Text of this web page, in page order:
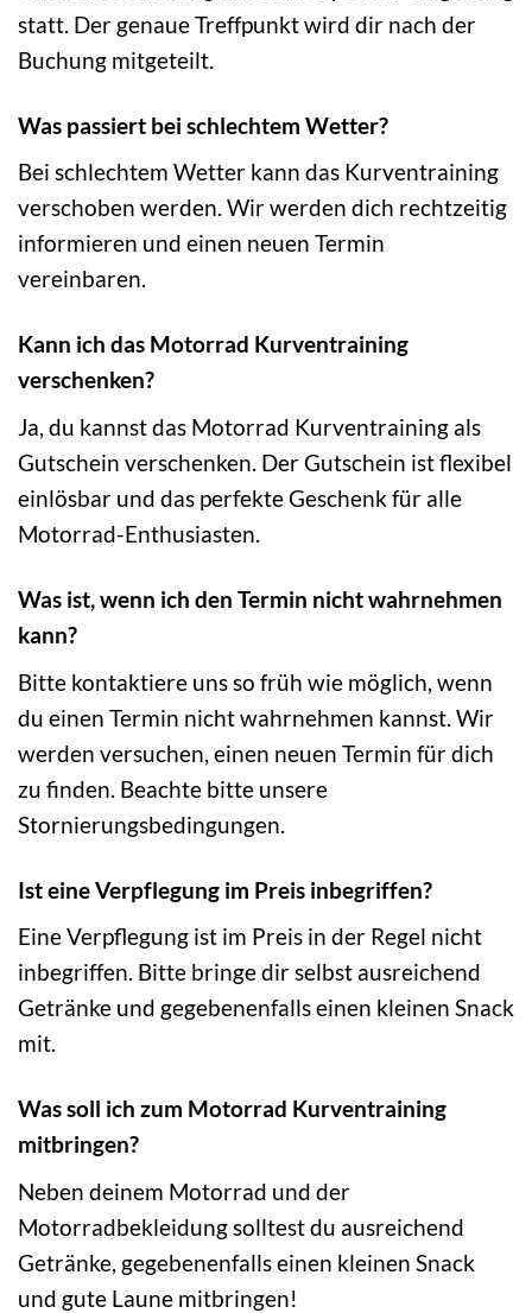
statt. Der genaue Treffpunkt wird dir nach der
Buchung mitgeteilt.
Was passiert bei schlechtem Wetter?
Bei schlechtem Wetter kann das Kurventraining
verschoben werden. Wir werden dich rechtzeitig
informieren und einen neuen Termin
vereinbaren.
Kann ich das Motorrad Kurventraining
verschenken?
Ja, du kannst das Motorrad Kurventraining als
Gutschein verschenken. Der Gutschein ist flexibel
einlösbar und das perfekte Geschenk für alle
Motorrad-Enthusiasten.
Was ist, wenn ich den Termin nicht wahrnehmen
kann?
Bitte kontaktiere uns so früh wie möglich, wenn
du einen Termin nicht wahrnehmen kannst. Wir
werden versuchen, einen neuen Termin für dich
zu finden. Beachte bitte unsere
Stornierungsbedingungen.
Ist eine Verpflegung im Preis inbegriffen?
Eine Verpflegung ist im Preis in der Regel nicht
inbegriffen. Bitte bringe dir selbst ausreichend
Getränke und gegebenenfalls einen kleinen Snack
mit.
Was soll ich zum Motorrad Kurventraining
mitbringen?
Neben deinem Motorrad und der
Motorradbekleidung solltest du ausreichend
Getränke, gegebenenfalls einen kleinen Snack
und gute Laune mitbringen!